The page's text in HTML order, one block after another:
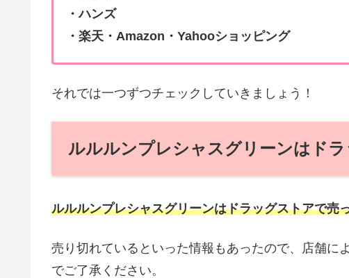
・ハンズ
・楽天・Amazon・Yahooショッピング
それでは一つずつチェックしていきましょう！
ルルルンプレシャスグリーンはド
ルルルンプレシャスグリーンはドラッグストアで売
売り切れているといった情報もあったので、店舗に
でご了承ください。